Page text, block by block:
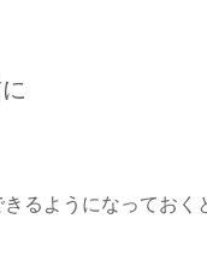
るようになっておく